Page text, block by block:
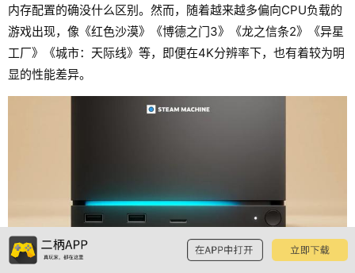
内存配置的确没什么区别。然而，随着越来越多偏向CPU负载的
游戏出现，像《红色沙漠》《博德之门3》《龙之信条2》《异星
工厂》《城市：天际线》等，即便在4K分辨率下，也有着较为明
显的性能差异。